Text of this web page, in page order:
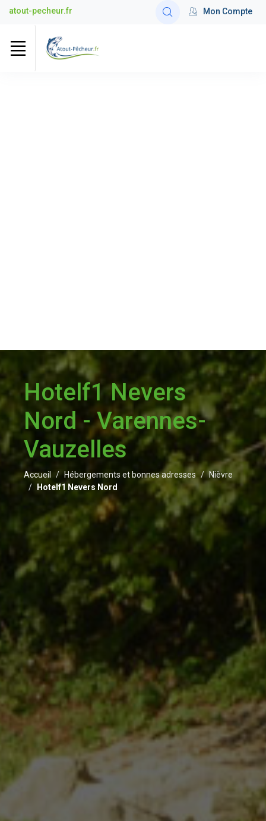
atout-pecheur.fr Mon Compte
Hotelf1 Nevers
Nord - Varennes-
Vauzelles
Accueil Hébergements et bonnes adresses
Nièvre
Hotelf1 Nevers Nord